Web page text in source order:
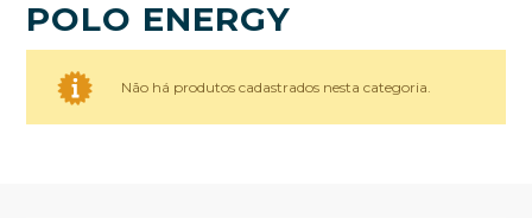
POLO ENERGY
Não há produtos cadastrados nesta categoria.